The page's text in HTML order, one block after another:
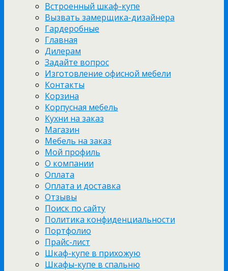
Встроенный шкаф-купе
Вызвать замерщика-дизайнера
Гардеробные
Главная
Дилерам
Задайте вопрос
Изготовление офисной мебели
Контакты
Корзина
Корпусная мебель
Кухни на заказ
Магазин
Мебель на заказ
Мой профиль
О компании
Оплата
Оплата и доставка
Отзывы
Поиск по сайту
Политика конфиденциальности
Портфолио
Прайс-лист
Шкаф-купе в прихожую
Шкафы-купе в спальню